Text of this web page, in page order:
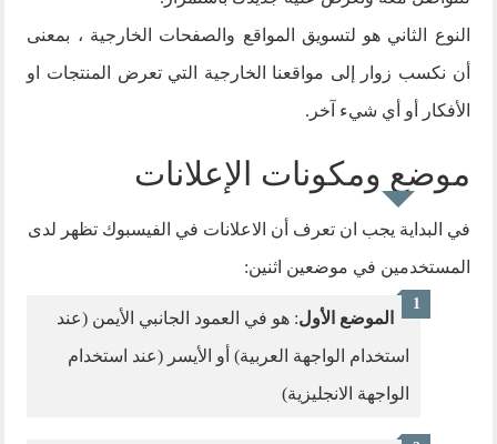
النوع الثاني هو لتسويق المواقع والصفحات الخارجية ، بمعنى
أن نكسب زوار إلى مواقعنا الخارجية التي تعرض المنتجات او
الأفكار أو أي شيء آخر.
موضع ومكونات الإعلانات
في البداية يجب ان تعرف أن الاعلانات في الفيسبوك تظهر لدى
المستخدمين في موضعين اثنين:
الموضع الأول: هو في العمود الجانبي الأيمن (عند
استخدام الواجهة العربية) أو الأيسر (عند استخدام
الواجهة الانجليزية)